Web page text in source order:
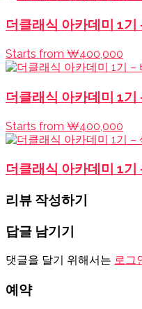
더클래식 아카데미 1기
Starts from ₩400,000
더클래식 아카데미 1기
Starts from ₩400,000
더클래식 아카데미 1기
리뷰 작성하기
답글 남기기
댓글을 달기 위해서는 로그
예약